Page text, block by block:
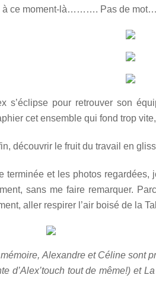
à ce moment-là………. Pas de
s’éclipse pour retrouver son
cet ensemble qui fond trop
découvrir le fruit du travail en
terminée et les photos
sans me faire remarquer.
aller respirer l’air boisé de la
Alexandre et Céline sont
d’Alex’touch tout de même!) et